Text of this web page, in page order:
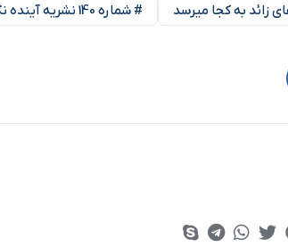
زائد به کجا میرسد # شماره 140 نشریه آینده نگر